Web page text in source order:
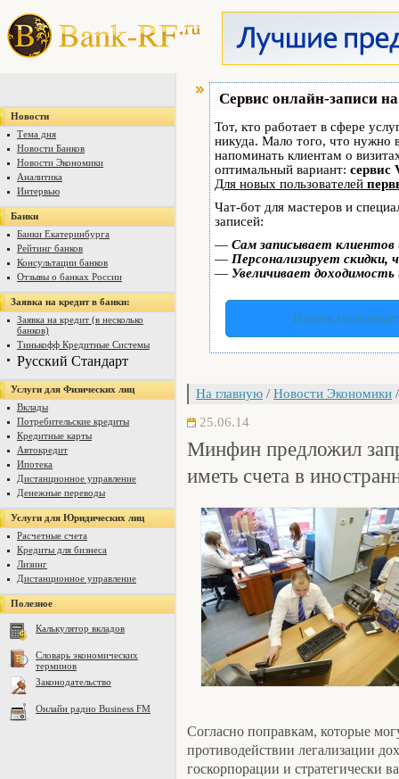
Новости
Тема дня
Новости Банков
Новости Экономики
Аналитика
Интервью
Банки
Банки Екатеринбурга
Рейтинг банков
Консультации банков
Отзывы о банках России
Заявка на кредит в банки:
Заявка на кредит (в несколько
банков)
Тинькофф Кредитные Системы
Русский Стандарт
Услуги для Физических лиц
Вклады
Потребительские кредиты
Кредитные карты
Автокредит
Ипотека
Дистанционное управление
Денежные переводы
Услуги для Юридических лиц
Расчетные счета
Кредиты для бизнеса
Лизинг
Дистанционное управление
Полезное
Калькулятор вкладов
Словарь экономических
терминов
Законодательство
Онлайн радио Business FM
Сервис онлайн-записи
Тот, кто работает в сфере
никуда. Мало того, что нужно
напоминать клиентам о
оптимальный вариант: сервис
Для новых пользователей
Чат-бот для мастеров и
записей:
— Сам записывает
— Персонализирует скидки,
— Увеличивает
Начать
На главную / Новости Экономики /
25.06.14
Минфин предложил
иметь счета в
Согласно поправкам, которые
противодействии легализации
госкорпорации и стратегически